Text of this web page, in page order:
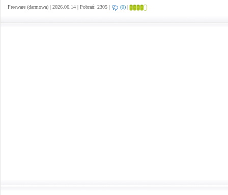
Freeware (darmowa) | 2026.06.14 | Pobrań: 2305 | (0) |